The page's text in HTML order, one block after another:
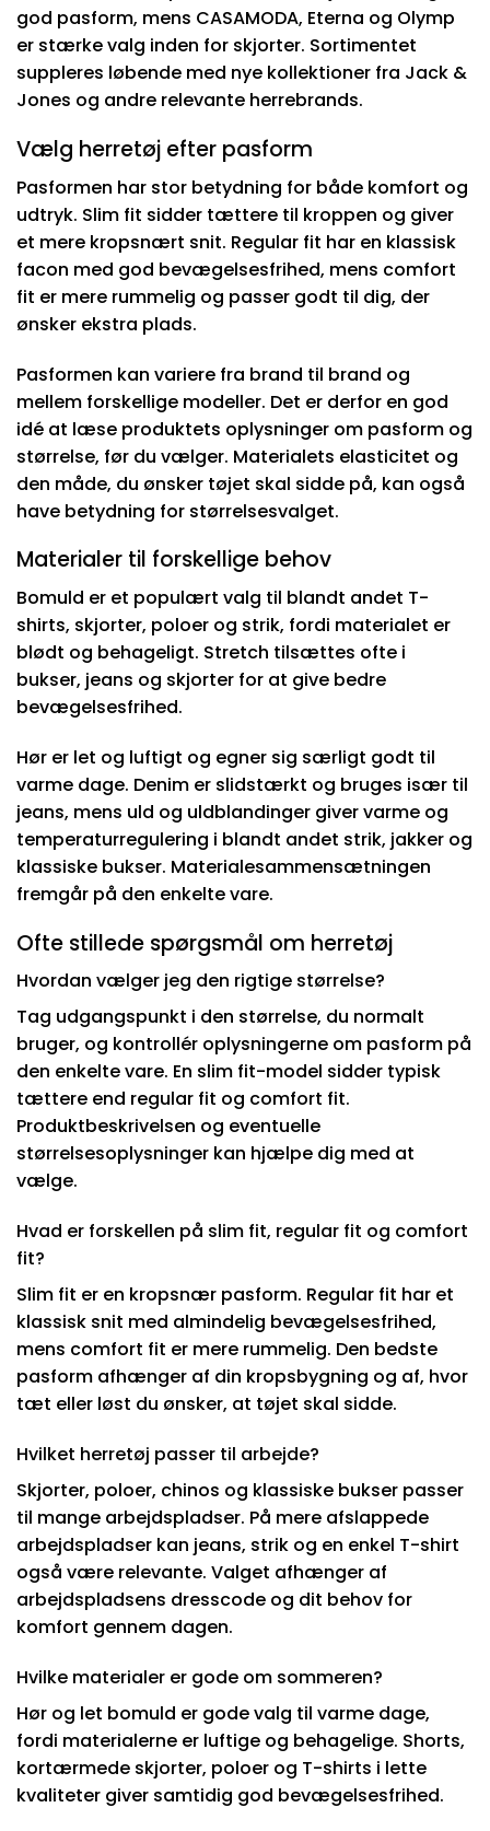
god pasform, mens CASAMODA, Eterna og Olymp
er stærke valg inden for skjorter. Sortimentet
suppleres løbende med nye kollektioner fra Jack &
Jones og andre relevante herrebrands.
Vælg herretøj efter pasform
Pasformen har stor betydning for både komfort og
udtryk. Slim fit sidder tættere til kroppen og giver
et mere kropsnært snit. Regular fit har en klassisk
facon med god bevægelsesfrihed, mens comfort
fit er mere rummelig og passer godt til dig, der
ønsker ekstra plads.
Pasformen kan variere fra brand til brand og
mellem forskellige modeller. Det er derfor en god
idé at læse produktets oplysninger om pasform og
størrelse, før du vælger. Materialets elasticitet og
den måde, du ønsker tøjet skal sidde på, kan også
have betydning for størrelsesvalget.
Materialer til forskellige behov
Bomuld er et populært valg til blandt andet T-
shirts, skjorter, poloer og strik, fordi materialet er
blødt og behageligt. Stretch tilsættes ofte i
bukser, jeans og skjorter for at give bedre
bevægelsesfrihed.
Hør er let og luftigt og egner sig særligt godt til
varme dage. Denim er slidstærkt og bruges især til
jeans, mens uld og uldblandinger giver varme og
temperaturregulering i blandt andet strik, jakker og
klassiske bukser. Materialesammensætningen
fremgår på den enkelte vare.
Ofte stillede spørgsmål om herretøj
Hvordan vælger jeg den rigtige størrelse?
Tag udgangspunkt i den størrelse, du normalt
bruger, og kontrollér oplysningerne om pasform på
den enkelte vare. En slim fit-model sidder typisk
tættere end regular fit og comfort fit.
Produktbeskrivelsen og eventuelle
størrelsesoplysninger kan hjælpe dig med at
vælge.
Hvad er forskellen på slim fit, regular fit og comfort
fit?
Slim fit er en kropsnær pasform. Regular fit har et
klassisk snit med almindelig bevægelsesfrihed,
mens comfort fit er mere rummelig. Den bedste
pasform afhænger af din kropsbygning og af, hvor
tæt eller løst du ønsker, at tøjet skal sidde.
Hvilket herretøj passer til arbejde?
Skjorter, poloer, chinos og klassiske bukser passer
til mange arbejdspladser. På mere afslappede
arbejdspladser kan jeans, strik og en enkel T-shirt
også være relevante. Valget afhænger af
arbejdspladsens dresscode og dit behov for
komfort gennem dagen.
Hvilke materialer er gode om sommeren?
Hør og let bomuld er gode valg til varme dage,
fordi materialerne er luftige og behagelige. Shorts,
kortærmede skjorter, poloer og T-shirts i lette
kvaliteter giver samtidig god bevægelsesfrihed.